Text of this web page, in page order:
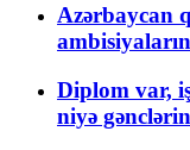
Azərbaycan
Diplom var,
niyə